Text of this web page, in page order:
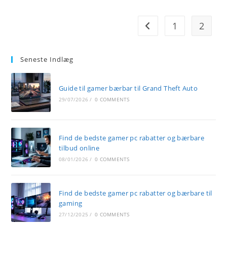
Go to the previous page
1 2
Seneste Indlæg
Guide til gamer bærbar til Grand Theft Auto
29/07/2026 / 0 COMMENTS
Find de bedste gamer pc rabatter og bærbare
tilbud online
08/01/2026 / 0 COMMENTS
Find de bedste gamer pc rabatter og bærbare til
gaming
27/12/2025 / 0 COMMENTS